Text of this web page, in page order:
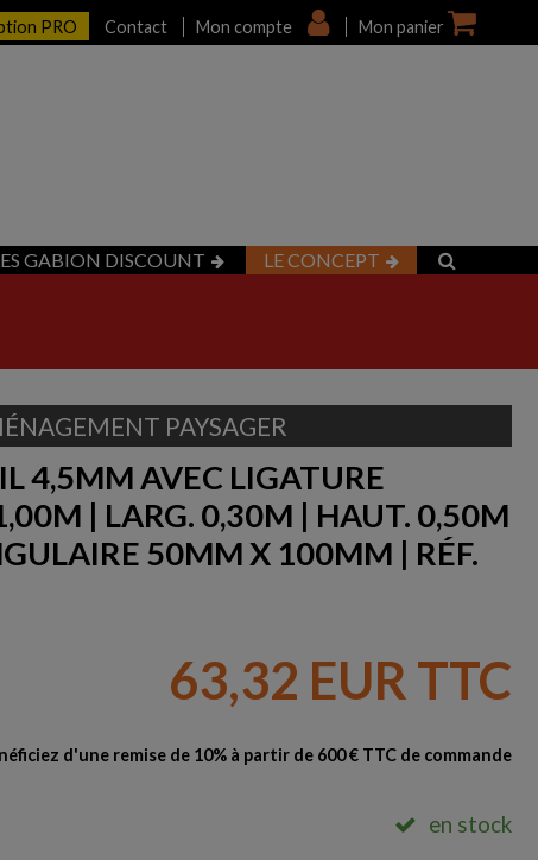
PRO Contact Mon compte Mon panier
GABION DISCOUNT LE CONCEPT
PAYSAGER
4,5MM AVEC LIGATURE
| LARG. 0,30M | HAUT. 0,50M
50MM X 100MM | RÉF.
63,32 EUR TTC
d'une remise de 10% à partir de 600 € TTC de commande
en stock